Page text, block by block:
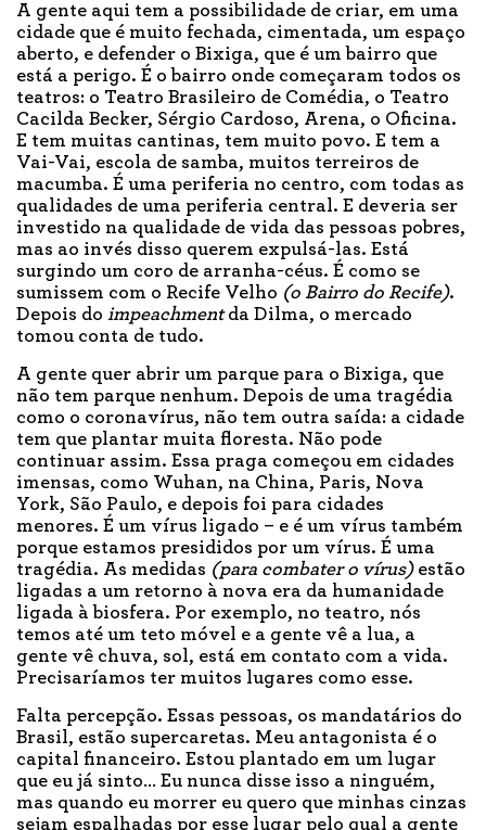
A gente aqui tem a possibilidade de criar, em uma
cidade que é muito fechada, cimentada, um espaço
aberto, e defender o Bixiga, que é um bairro que
está a perigo. É o bairro onde começaram todos os
teatros: o Teatro Brasileiro de Comédia, o Teatro
Cacilda Becker, Sérgio Cardoso, Arena, o Oficina.
E tem muitas cantinas, tem muito povo. E tem a
Vai-Vai, escola de samba, muitos terreiros de
macumba. É uma periferia no centro, com todas as
qualidades de uma periferia central. E deveria ser
investido na qualidade de vida das pessoas pobres,
mas ao invés disso querem expulsá-las. Está
surgindo um coro de arranha-céus. É como se
sumissem com o Recife Velho (o Bairro do Recife).
Depois do impeachmentda Dilma, o mercado
tomou conta de tudo.
A gente quer abrir um parque para o Bixiga, que
não tem parque nenhum. Depois de uma tragédia
como o coronavírus, não tem outra saída: a cidade
tem que plantar muita floresta. Não pode
continuar assim. Essa praga começou em cidades
imensas, como Wuhan, na China, Paris, Nova
York, São Paulo, e depois foi para cidades
menores. É um vírus ligado – e é um vírus também
porque estamos presididos por um vírus. É uma
tragédia. As medidas (para combater o vírus)estão
ligadas a um retorno à nova era da humanidade
ligada à biosfera. Por exemplo, no teatro, nós
temos até um teto móvel e a gente vê a lua, a
gente vê chuva, sol, está em contato com a vida.
Precisaríamos ter muitos lugares como esse.
Falta percepção. Essas pessoas, os mandatários do
Brasil, estão supercaretas. Meu antagonista é o
capital financeiro. Estou plantado em um lugar
que eu já sinto… Eu nunca disse isso a ninguém,
mas quando eu morrer eu quero que minhas cinzas
sejam espalhadas por esse lugar pelo qual a gente